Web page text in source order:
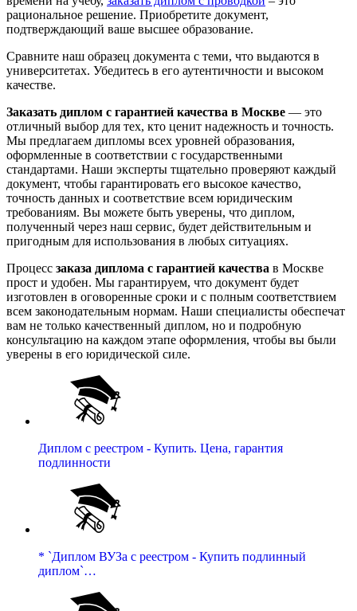
рациональное решение. Приобретите документ,
подтверждающий ваше высшее образование.
Сравните наш образец документа с теми, что выдаются в
университетах. Убедитесь в его аутентичности и высоком
качестве.
Заказать диплом с гарантией качества в Москве — это
отличный выбор для тех, кто ценит надежность и точность.
Мы предлагаем дипломы всех уровней образования,
оформленные в соответствии с государственными
стандартами. Наши эксперты тщательно проверяют каждый
документ, чтобы гарантировать его высокое качество,
точность данных и соответствие всем юридическим
требованиям. Вы можете быть уверены, что диплом,
полученный через наш сервис, будет действительным и
пригодным для использования в любых ситуациях.
Процесс заказа диплома с гарантией качества в Москве
прост и удобен. Мы гарантируем, что документ будет
изготовлен в оговоренные сроки и с полным соответствием
всем законодательным нормам. Наши специалисты обеспечат
вам не только качественный диплом, но и подробную
консультацию на каждом этапе оформления, чтобы вы были
уверены в его юридической силе.
Диплом с реестром - Купить. Цена, гарантия
подлинности
* `Диплом ВУЗа с реестром - Купить подлинный
диплом`…